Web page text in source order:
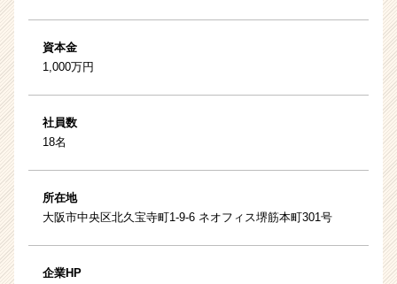
資本金
1,000万円
社員数
18名
所在地
大阪市中央区北久宝寺町1-9-6 ネオフィス堺筋本町301号
企業HP